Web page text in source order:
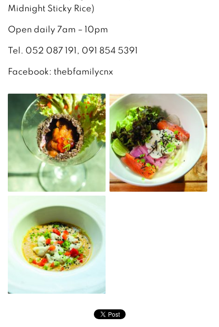
Midnight Sticky Rice)
Open daily 7am – 10pm
Tel. 052 087 191, 091 854 5391
Facebook: thebfamilycnx